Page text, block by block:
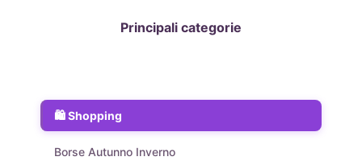
Principali categorie
Shopping
Borse Autunno Inverno